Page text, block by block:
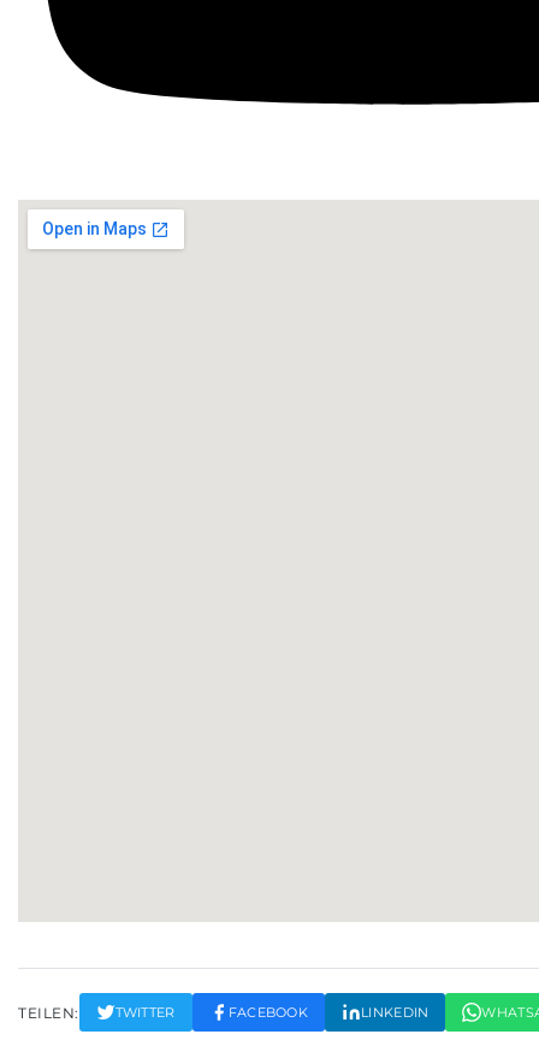
TEILEN: TWITTER FACEBOOK LINKEDIN